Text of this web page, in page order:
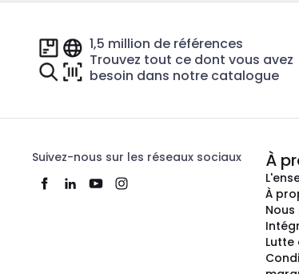
1,5 million de références
Trouvez tout ce dont vous avez
besoin dans notre catalogue
Suivez-nous sur les réseaux sociaux À
À